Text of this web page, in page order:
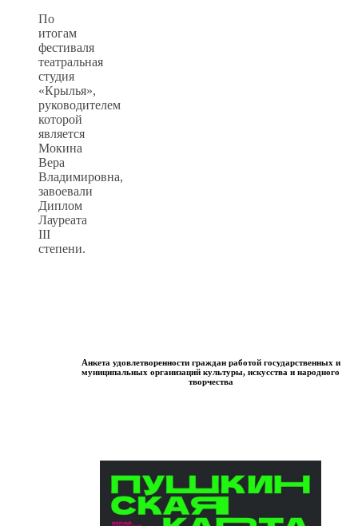
По
итогам
фестиваля
театральная
студия
«Крылья»,
руководителем
которой
является
Мокина
Вера
Владимировна,
завоевали
Диплом
Лауреата
III
степени.
Анкета удовлетворенности граждан работой государственных и
муниципальных организаций культуры, искусства и народного
творчества